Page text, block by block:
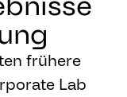
frühere
Lab